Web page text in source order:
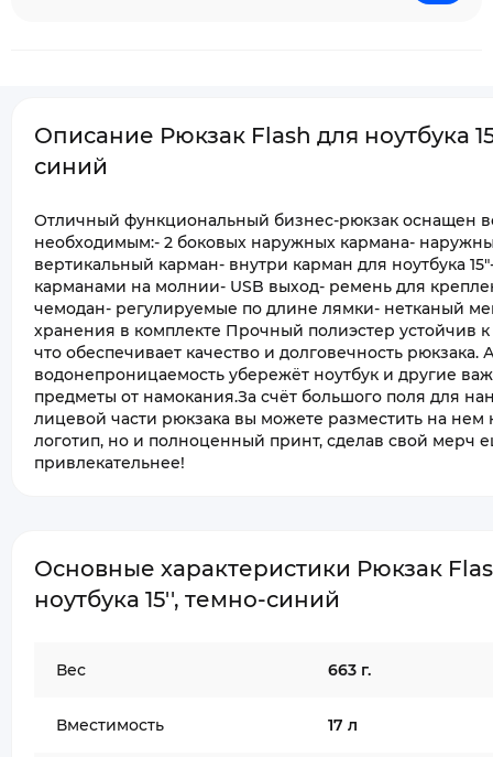
Описание Рюкзак Flash для ноутбука
синий
Отличный функциональный бизнес-рюкзак оснащен
необходимым:- 2 боковых наружных кармана-
вертикальный карман- внутри карман для ноутбука
карманами на молнии- USB выход- ремень для
чемодан- регулируемые по длине лямки- нетканый
хранения в комплекте Прочный полиэстер устойчив
что обеспечивает качество и долговечность рюкзака.
водонепроницаемость убережёт ноутбук и другие
предметы от намокания.За счёт большого поля для
лицевой части рюкзака вы можете разместить на нем
логотип, но и полноценный принт, сделав свой мерч
привлекательнее!
Основные характеристики Рюкзак
ноутбука 15'', темно-синий
Вес 663 г.
Вместимость 17 л